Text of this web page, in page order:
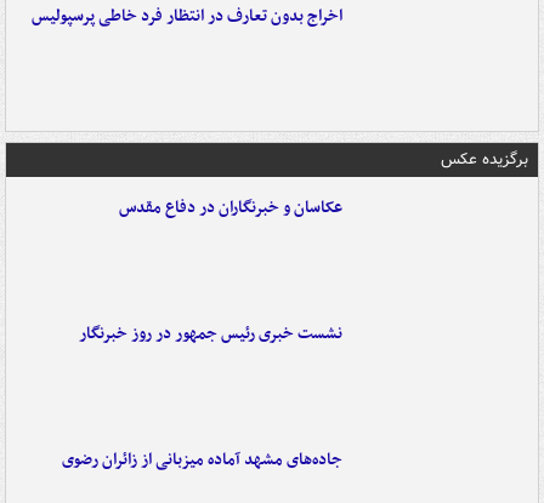
اخراج بدون تعارف در انتظار فرد خاطی پرسپولیس
برگزیده عکس
عکاسان و خبرنگاران در دفاع مقدس
نشست خبری رئیس جمهور در روز خبرنگار
جاده‌های مشهد آماده میزبانی از زائران رضوی